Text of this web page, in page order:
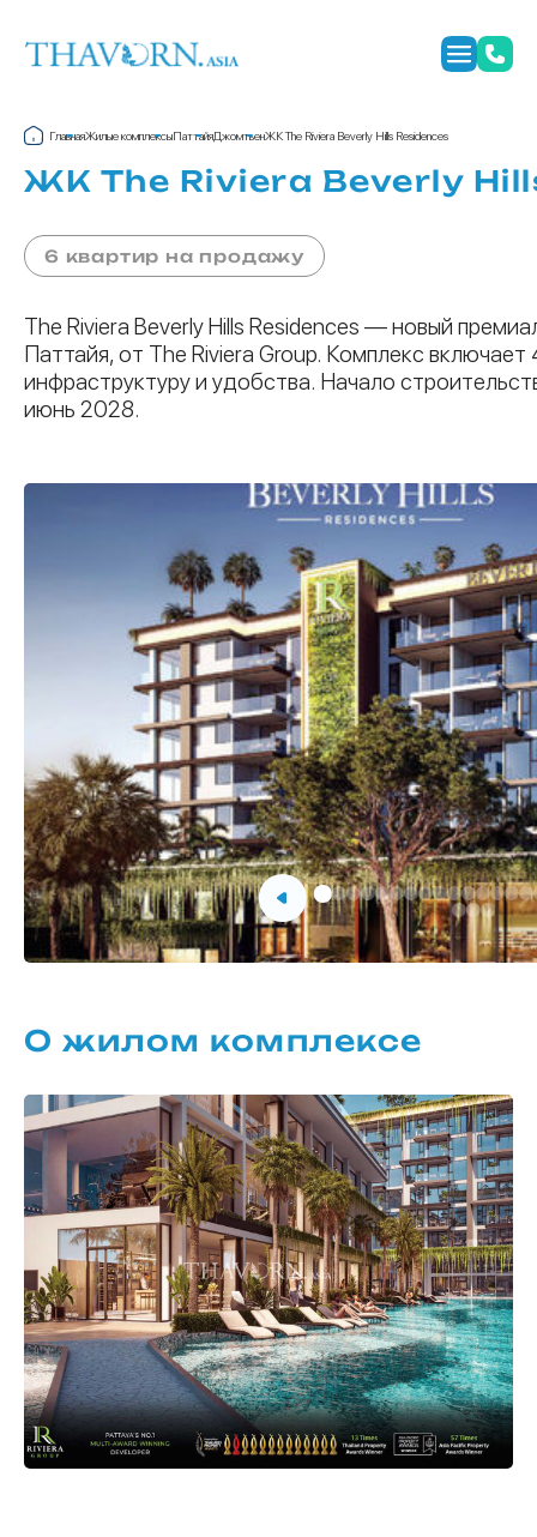
ГлавнаяЖилые комплексыПаттайяДжомтьенЖК The Riviera Beverly Hills Residences
ЖК The Riviera Beverly
6 квартир на продажу
The Riviera Beverly Hills Residences — новый
Паттайя, от The Riviera Group. Комплекс
инфраструктуру и удобства. Начало
июнь 2028.
О жилом комплексе